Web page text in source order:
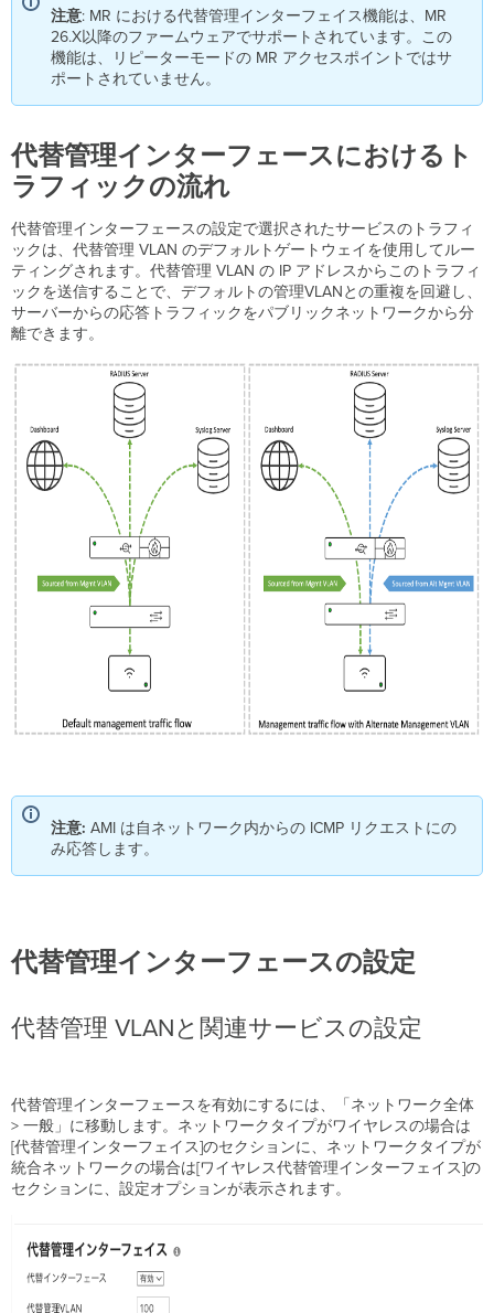
け
る
ト
ラ
フ
ッ
ク
の
れ
代
替
管
理
イ
ー
ス
代
替
管
VLAN
連
の
設
理
IP
よ
び
ト
ワ
ー
ク
の
注意: MR における代替管理インターフェイス機能は、MR
26.X以降のファームウェアでサポートされています。この
機能は、リピーターモードの MR アクセスポイントではサ
ポートされていません。
代替管理インターフェースにおけるト
ラフィックの流れ
代替管理インターフェースの設定で選択されたサービスのトラフィ
ックは、代替管理 VLAN のデフォルトゲートウェイを使用してルー
ティングされます。代替管理 VLAN の IP アドレスからこのトラフィ
ックを送信することで、デフォルトの管理VLANとの重複を回避し、
サーバーからの応答トラフィックをパブリックネットワークから分
離できます。
注意: AMI は自ネットワーク内からの ICMP リクエストにの
み応答します。
代替管理インターフェースの設定
代替管理 VLANと関連サービスの設定
代替管理インターフェースを有効にするには、「ネットワーク全体
> 一般」に移動します。ネットワークタイプがワイヤレスの場合は
[代替管理インターフェイス]のセクションに、ネットワークタイプが
統合ネットワークの場合は[ワイヤレス代替管理インターフェイス]の
セクションに、設定オプションが表示されます。